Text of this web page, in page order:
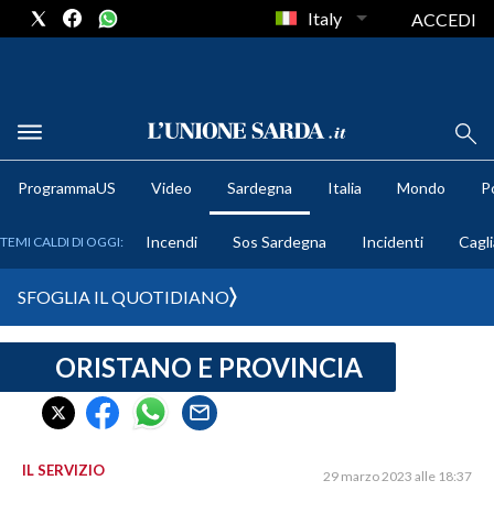
METEO
CRONACA SARDEGNA
CAGLIARI
SULCIS IGLESIENTE
Italy ACCEDI
ProgrammaUS Video Sardegna Italia Mondo
TEMI CALDI DI OGGI: Incendi Sos Sardegna Incidenti
SFOGLIA IL QUOTIDIANO
ORISTANO E PROVINCIA
IL SERVIZIO 29 marzo 2023 alle 18:37